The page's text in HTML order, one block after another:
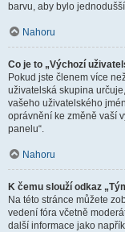
barvu, aby bylo
Nahoru
Co je to „Výchozí
Pokud jste členem více
uživatelská skupina
vašeho uživatelského
oprávnění ke změně vaší
panelu“.
Nahoru
K čemu slouží odkaz
Na této stránce můžete
vedení fóra včetně
další informace jako